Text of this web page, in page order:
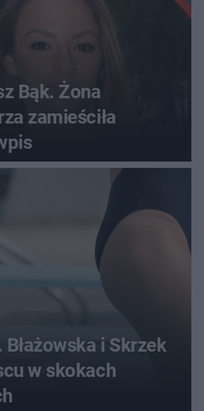
Bąk. Żona
zamieściła
Błażowska i Skrzek
w skokach